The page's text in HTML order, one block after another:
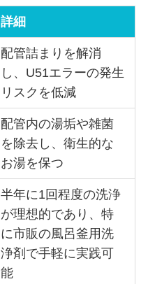
詳細
配管詰まりを解消
し、U51エラーの発生
リスクを低減
配管内の湯垢や雑菌
を除去し、衛生的な
お湯を保つ
半年に1回程度の洗浄
が理想的であり、特
に市販の風呂釜用洗
浄剤で手軽に実践可
能